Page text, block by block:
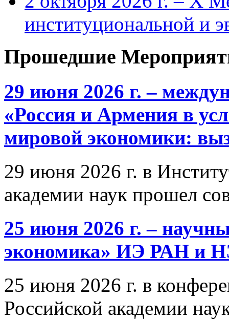
институциональной и
Прошедшие
29 июня 2026 г. –
«Россия и Армения в
мировой экономики:
29 июня 2026 г. в
академии наук прошел
25 июня 2026 г. –
экономика» ИЭ РАН и
25 июня 2026 г. в
Российской академии